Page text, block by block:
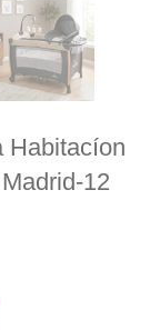
Habitacíon
12